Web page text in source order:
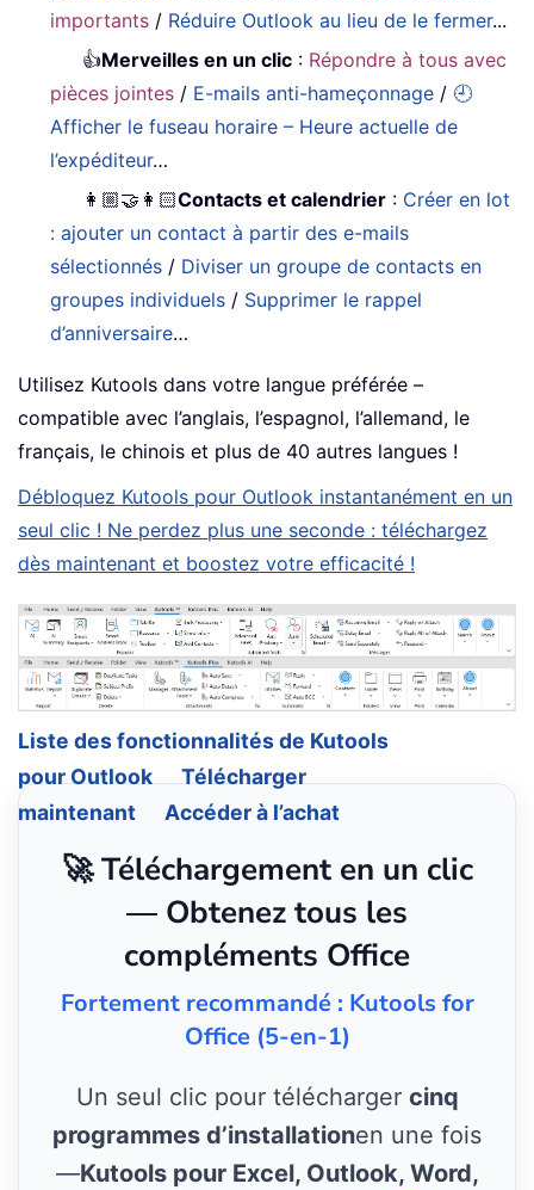
importants / Réduire Outlook au lieu de le fermer...
👍Merveilles en un clic : Répondre à tous avec
pièces jointes / E-mails anti-hameçonnage / 🕘
Afficher le fuseau horaire – Heure actuelle de
l’expéditeur…
👩🏼‍🤝‍👩🏻Contacts et calendrier : Créer en lot
: ajouter un contact à partir des e-mails
sélectionnés / Diviser un groupe de contacts en
groupes individuels / Supprimer le rappel
d’anniversaire…
Utilisez Kutools dans votre langue préférée –
compatible avec l’anglais, l’espagnol, l’allemand, le
français, le chinois et plus de 40 autres langues !
Débloquez Kutools pour Outlook instantanément en un
seul clic ! Ne perdez plus une seconde : téléchargez
dès maintenant et boostez votre efficacité !
Liste des fonctionnalités de Kutools
pour Outlook
Télécharger
maintenant
Accéder à l’achat
🚀 Téléchargement en un clic
— Obtenez tous les
compléments Office
Fortement recommandé : Kutools for
Office (5-en-1)
Un seul clic pour télécharger cinq
programmes d’installationen une fois
—Kutools pour Excel, Outlook, Word,